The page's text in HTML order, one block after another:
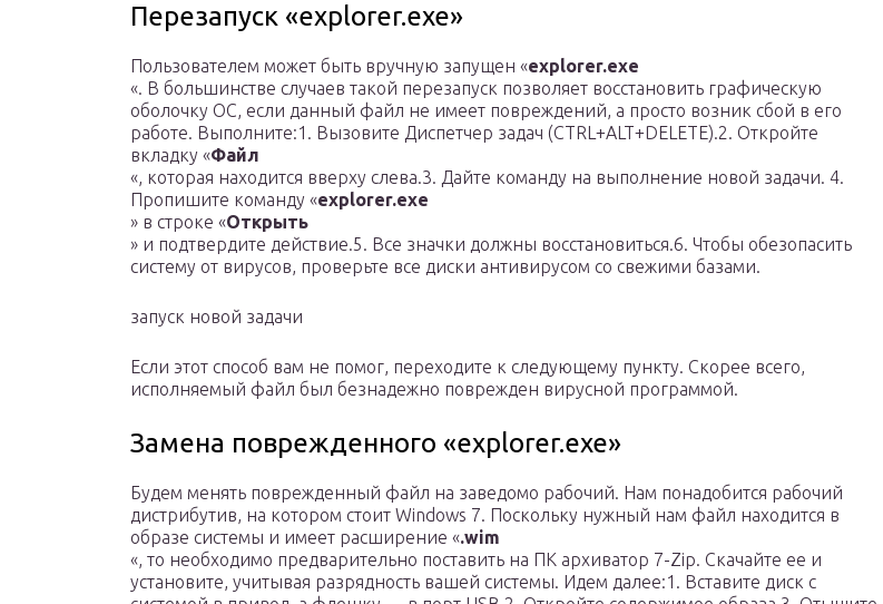
Перезапуск «explorer.exe»
Пользователем может быть вручную запущен «explorer.exe
«. В большинстве случаев такой перезапуск позволяет восстановить графическую
оболочку ОС, если данный файл не имеет повреждений, а просто возник сбой в его
работе. Выполните:1. Вызовите Диспетчер задач (CTRL+ALT+DELETE).2. Откройте
вкладку «Файл
«, которая находится вверху слева.3. Дайте команду на выполнение новой задачи. 4.
Пропишите команду «explorer.exe
» в строке «Открыть
» и подтвердите действие.5. Все значки должны восстановиться.6. Чтобы обезопасить
систему от вирусов, проверьте все диски антивирусом со свежими базами.
запуск новой задачи
Если этот способ вам не помог, переходите к следующему пункту. Скорее всего,
исполняемый файл был безнадежно поврежден вирусной программой.
Замена поврежденного «explorer.exe»
Будем менять поврежденный файл на заведомо рабочий. Нам понадобится рабочий
дистрибутив, на котором стоит Windows 7. Поскольку нужный нам файл находится в
образе системы и имеет расширение «.wim
«, то необходимо предварительно поставить на ПК архиватор 7-Zip. Скачайте ее и
установите, учитывая разрядность вашей системы. Идем далее:1. Вставите диск с